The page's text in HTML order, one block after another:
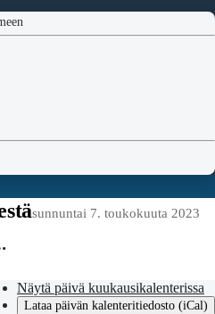
sunnuntai 7. toukokuuta 2023
Näytä päivä kuukausikalenterissa
Lataa päivän kalenteritiedosto (iCal)